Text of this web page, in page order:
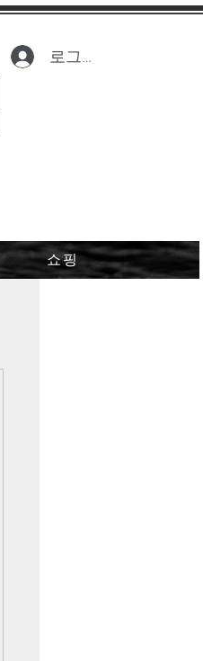
로그인
쇼핑